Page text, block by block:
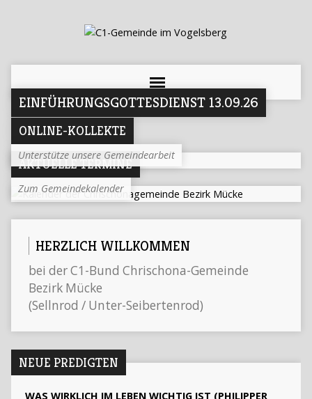
EINFÜHRUNGSGOTTESDIENST 13.09.26
ONLINE-KOLLEKTE
Unterstütze unsere Gemeindearbeit
AKTUELLE TERMINE
Zum Gemeindekalender
HERZLICH WILLKOMMEN
bei der C1-Bund Chrischona-Gemeinde
Bezirk Mücke
(Sellnrod / Unter-Seibertenrod)
NEUE PREDIGTEN
WAS WIRKLICH IM LEBEN WICHTIG IST (PHILIPPER